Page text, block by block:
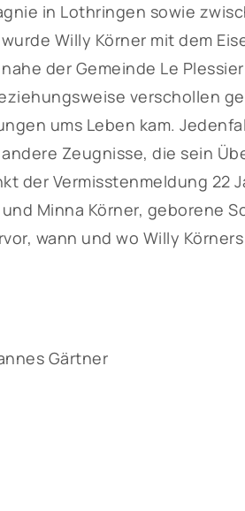
in Lothringen sowie
Willy Körner mit dem
der Gemeinde Le
verschollen
ums Leben kam.
Zeugnisse, die sein
der Vermisstenmeldung 22
Minna Körner, geborene
wann und wo Willy Körners
Gärtner